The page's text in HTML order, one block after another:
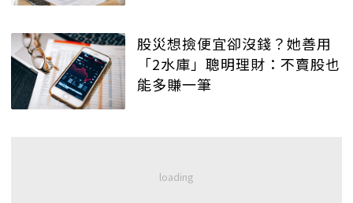
股災想撿便宜卻沒錢？她善用
「2水庫」聰明理財：不賣股也
能多賺一筆